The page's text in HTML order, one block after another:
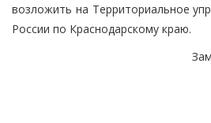
возложить на Территориальное
России по Краснодарскому краю.